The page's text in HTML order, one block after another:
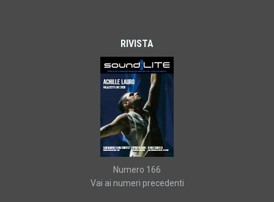
RIVISTA
Numero 166
Vai ai numeri precedenti